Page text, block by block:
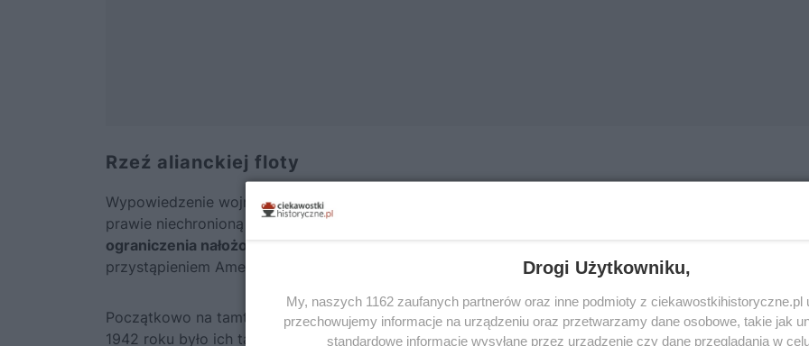
Rzeź alianckiej floty
Wypowiedzenie wojny Stanom Zjednoczonym w grudniu 1941 roku nagle dało Niemcom okazję do
prawie niechronioną żeglugę przybrzeżną na zachodnim Atlantyku.
ograniczenia nałożone na U-booty, gdyż USA nie były już neutralne.
przystąpieniem Ameryki do wojny.
Początkowo na tamtejszych wodach miał tylko sześć okrętów podwodnych i jeszcze pod koniec
1942 roku było ich tam ledwie dziesięć. U-booty dalekiego zasięgu typu IXC posłano na południe, do
Drogi Użytkowniku,
My, naszych 1162 zaufanych partnerów oraz inne podmioty z ciekawostkihistoryczne.pl
przechowujemy informacje na urządzeniu oraz przetwarzamy dane osobowe, takie jak
standardowe informacje wysyłane przez urządzenie czy dane przeglądania w